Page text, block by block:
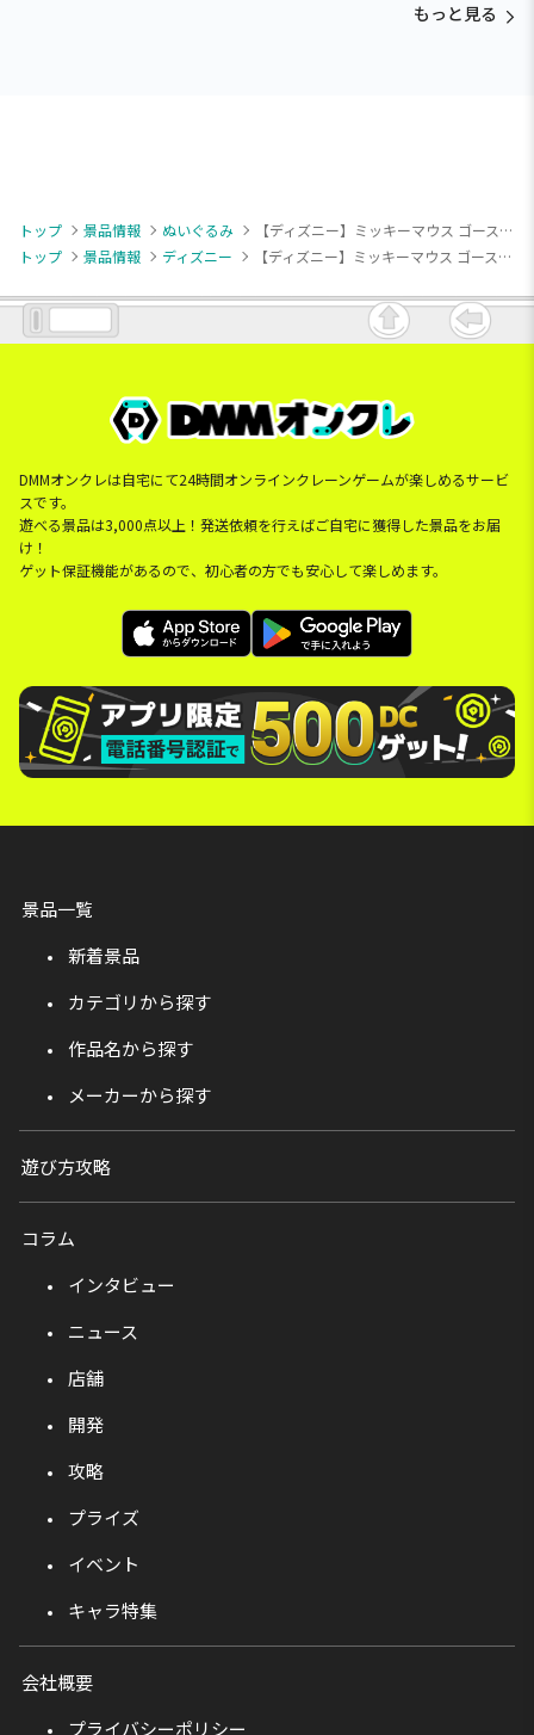
もっと見る
トップ 景品情報 ぬいぐるみ
【ディズニー】ミッキーマウス ゴーストシップ 超BIGぬいぐるみ
トップ
景品情報 ディズニー 【ディズニー】ミッキーマウス ゴーストシップ 超BIGぬいぐるみ
DMMオンクレは自宅にて24時間オンラインクレーンゲームが楽しめるサービ
スです。
遊べる景品は3,000点以上！発送依頼を行えばご自宅に獲得した景品をお届
け！
ゲット保証機能があるので、初心者の方でも安心して楽しめます。
景品一覧
新着景品
カテゴリから探す
作品名から探す
メーカーから探す
遊び方攻略
コラム
インタビュー
ニュース
店舗
開発
攻略
プライズ
イベント
キャラ特集
会社概要
プライバシーポリシー